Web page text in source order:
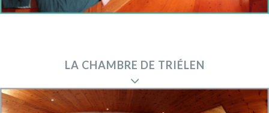
LA CHAMBRE DE TRIÉLEN